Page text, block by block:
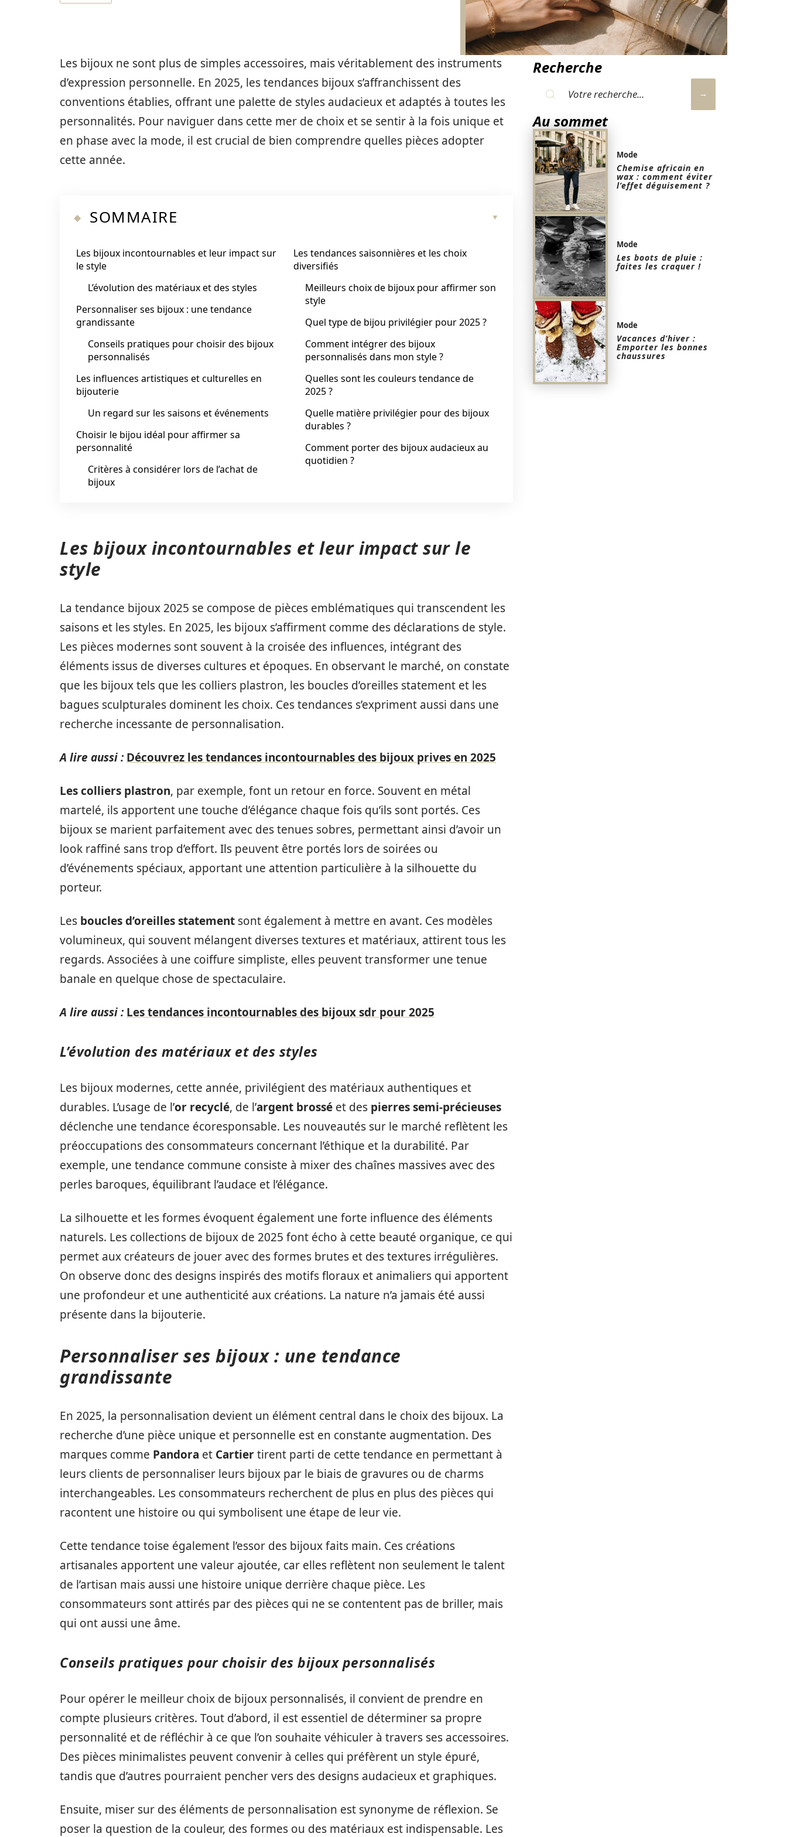
Les bijoux ne sont plus de simples accessoires, mais véritablement des instruments
d’expression personnelle. En 2025, les tendances bijoux s’affranchissent des
conventions établies, offrant une palette de styles audacieux et adaptés à toutes les
personnalités. Pour naviguer dans cette mer de choix et se sentir à la fois unique et
en phase avec la mode, il est crucial de bien comprendre quelles pièces adopter
cette année.
SOMMAIRE
Les bijoux incontournables et leur impact sur
le style
L’évolution des matériaux et des styles
Personnaliser ses bijoux : une tendance
grandissante
Conseils pratiques pour choisir des bijoux
personnalisés
Les influences artistiques et culturelles en
bijouterie
Un regard sur les saisons et événements
Choisir le bijou idéal pour affirmer sa
personnalité
Critères à considérer lors de l’achat de
bijoux
Les tendances saisonnières et les choix
diversifiés
Meilleurs choix de bijoux pour affirmer son
style
Quel type de bijou privilégier pour 2025 ?
Comment intégrer des bijoux
personnalisés dans mon style ?
Quelles sont les couleurs tendance de
2025 ?
Quelle matière privilégier pour des bijoux
durables ?
Comment porter des bijoux audacieux au
quotidien ?
Les bijoux incontournables et leur impact sur le
style
La tendance bijoux 2025 se compose de pièces emblématiques qui transcendent les
saisons et les styles. En 2025, les bijoux s’affirment comme des déclarations de style.
Les pièces modernes sont souvent à la croisée des influences, intégrant des
éléments issus de diverses cultures et époques. En observant le marché, on constate
que les bijoux tels que les colliers plastron, les boucles d’oreilles statement et les
bagues sculpturales dominent les choix. Ces tendances s’expriment aussi dans une
recherche incessante de personnalisation.
A lire aussi : Découvrez les tendances incontournables des bijoux prives en 2025
Les colliers plastron, par exemple, font un retour en force. Souvent en métal
martelé, ils apportent une touche d’élégance chaque fois qu’ils sont portés. Ces
bijoux se marient parfaitement avec des tenues sobres, permettant ainsi d’avoir un
look raffiné sans trop d’effort. Ils peuvent être portés lors de soirées ou
d’événements spéciaux, apportant une attention particulière à la silhouette du
porteur.
Les boucles d’oreilles statement sont également à mettre en avant. Ces modèles
volumineux, qui souvent mélangent diverses textures et matériaux, attirent tous les
regards. Associées à une coiffure simpliste, elles peuvent transformer une tenue
banale en quelque chose de spectaculaire.
A lire aussi : Les tendances incontournables des bijoux sdr pour 2025
L’évolution des matériaux et des styles
Les bijoux modernes, cette année, privilégient des matériaux authentiques et
durables. L’usage de l’or recyclé, de l’argent brossé et des pierres semi-précieuses
déclenche une tendance écoresponsable. Les nouveautés sur le marché reflètent les
préoccupations des consommateurs concernant l’éthique et la durabilité. Par
exemple, une tendance commune consiste à mixer des chaînes massives avec des
perles baroques, équilibrant l’audace et l’élégance.
La silhouette et les formes évoquent également une forte influence des éléments
naturels. Les collections de bijoux de 2025 font écho à cette beauté organique, ce qui
permet aux créateurs de jouer avec des formes brutes et des textures irrégulières.
On observe donc des designs inspirés des motifs floraux et animaliers qui apportent
une profondeur et une authenticité aux créations. La nature n’a jamais été aussi
présente dans la bijouterie.
Personnaliser ses bijoux : une tendance
grandissante
En 2025, la personnalisation devient un élément central dans le choix des bijoux. La
recherche d’une pièce unique et personnelle est en constante augmentation. Des
marques comme Pandora et Cartiertirent parti de cette tendance en permettant à
leurs clients de personnaliser leurs bijoux par le biais de gravures ou de charms
interchangeables. Les consommateurs recherchent de plus en plus des pièces qui
racontent une histoire ou qui symbolisent une étape de leur vie.
Cette tendance toise également l’essor des bijoux faits main. Ces créations
artisanales apportent une valeur ajoutée, car elles reflètent non seulement le talent
de l’artisan mais aussi une histoire unique derrière chaque pièce. Les
consommateurs sont attirés par des pièces qui ne se contentent pas de briller, mais
qui ont aussi une âme.
Conseils pratiques pour choisir des bijoux personnalisés
Pour opérer le meilleur choix de bijoux personnalisés, il convient de prendre en
compte plusieurs critères. Tout d’abord, il est essentiel de déterminer sa propre
personnalité et de réfléchir à ce que l’on souhaite véhiculer à travers ses accessoires.
Des pièces minimalistes peuvent convenir à celles qui préfèrent un style épuré,
tandis que d’autres pourraient pencher vers des designs audacieux et graphiques.
Ensuite, miser sur des éléments de personnalisation est synonyme de réflexion. Se
poser la question de la couleur, des formes ou des matériaux est indispensable. Les
Recherche
Au sommet
Mode
Chemise africain en
wax : comment éviter
l’effet déguisement ?
Mode
Les boots de pluie :
faites les craquer !
Mode
Vacances d’hiver :
Emporter les bonnes
chaussures